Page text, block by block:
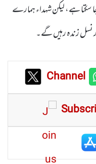
سکتا ہے، لیکن شہداء ہمارے
نسل زندہ رہیں گے۔
Channel